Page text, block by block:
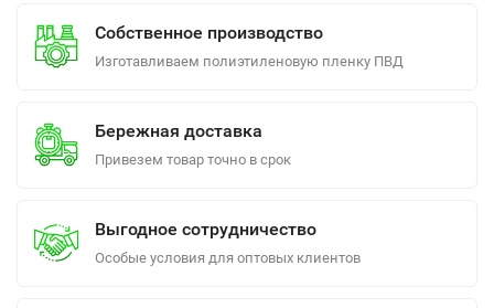
Собственное производство
Изготавливаем полиэтиленовую пленку ПВД
Бережная доставка
Привезем товар точно в срок
Выгодное сотрудничество
Особые условия для оптовых клиентов